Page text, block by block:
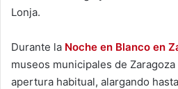
Lonja.
Durante la Noche en Blanco en
museos municipales de
apertura habitual, alargando